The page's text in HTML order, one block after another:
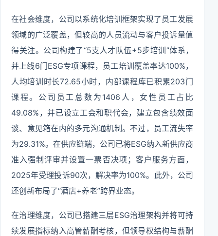
在社会维度，公司以系统化培训框架实现了员工发展
领域的广泛覆盖，但较高的人员流动与客户投诉量值
得关注。公司构建了“5支人才队伍+5步培训”体系，
并上线6门ESG专项课程，员工培训覆盖率达100%，
人均培训时长72.65小时，内部课程库已积累203门
课程。公司员工总数为1406人，女性员工占比
49.08%，并已设立工会和职代会，建立包含绩效面
谈、意见箱在内的多元沟通机制。不过，员工流失率
为29.31%。在供应链端，公司已将ESG纳入新供应商
准入强制评审并设置一票否决项；客户服务方面，
2025年受理投诉90次，解决率为100%。此外，公司
还创新布局了“酒店+养老”跨界业态。
在治理维度，公司已搭建三层ESG治理架构并将可持
续发展指标纳入高管薪酬考核，但领导权结构与薪酬